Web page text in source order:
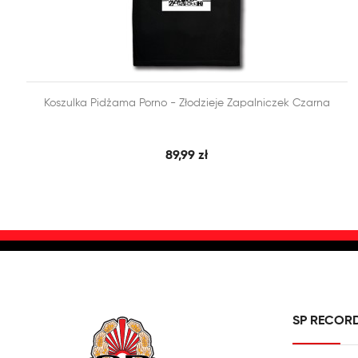
DODAJ DO KOSZYKA SZYBKI PODGLĄD
Koszulka Pidżama Porno - Złodzieje Zapalniczek Czarna
89,99 zł
SP